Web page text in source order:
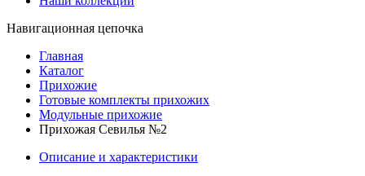
Навигационная цепочка
Главная
Каталог
Прихожие
Готовые комплекты прихожих
Модульные прихожие
Прихожая Севилья №2
Описание и характеристики